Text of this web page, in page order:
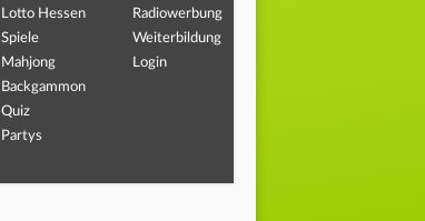
Lotto Hessen
Spiele
Mahjong
Backgammon
Quiz
Partys
Radiowerbung
Weiterbildung
Login